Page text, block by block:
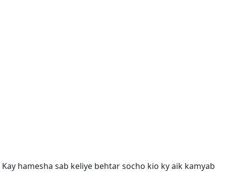
Kay hamesha sab keliye behtar socho kio ky aik kamyab